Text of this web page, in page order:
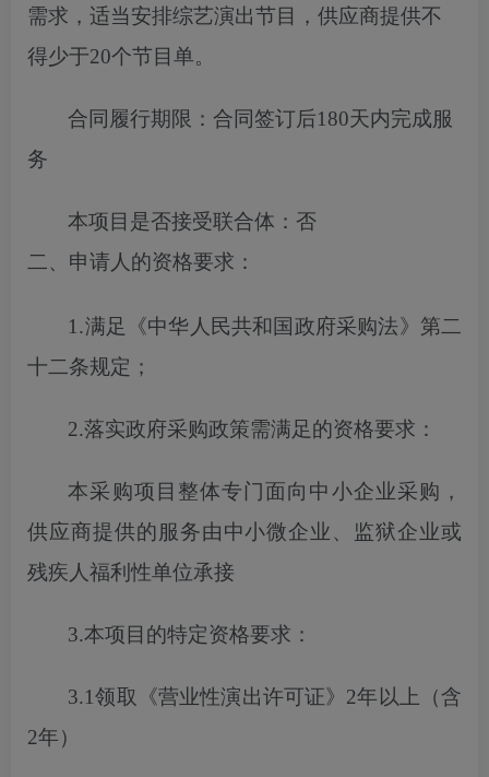
需求，适当安排综艺演出节目，供应商提供不
得少于20个节目单。
合同履行期限：合同签订后180天内完成服
务
本项目 是否接受联合体 ：否
二、申请人的资格要求 ：
1.满足《中华人民共和国政府采购法》第二
十二条规定；
2.落实政府采购政策需满足的资格要求：
本采购项目 整体专门面向中小企业采购，
供应商提供的服务由中小微企业、监狱企业或
残疾人福利性单位承接
3.本项目的特定资格要求：
3.1领取《营业性演出许可证》 2年以上（含
2年）